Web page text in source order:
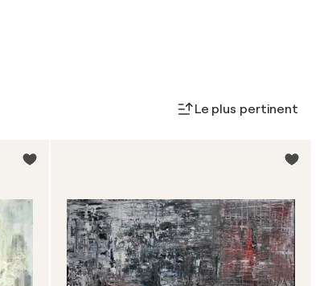
Le plus pertinent